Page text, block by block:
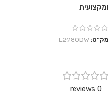
ומקצועית
מק"ט: L2980DW
0 reviews